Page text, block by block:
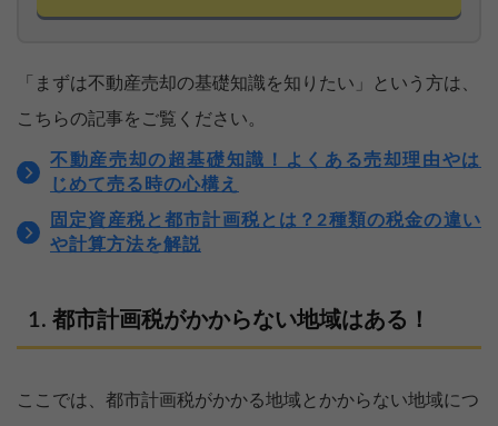
「まずは不動産売却の基礎知識を知りたい」という方は、
こちらの記事をご覧ください。
不動産売却の超基礎知識！よくある売却理由やは
じめて売る時の心構え
固定資産税と都市計画税とは？2種類の税金の違い
や計算方法を解説
都市計画税がかからない地域はある！
ここでは、都市計画税がかかる地域とかからない地域につ